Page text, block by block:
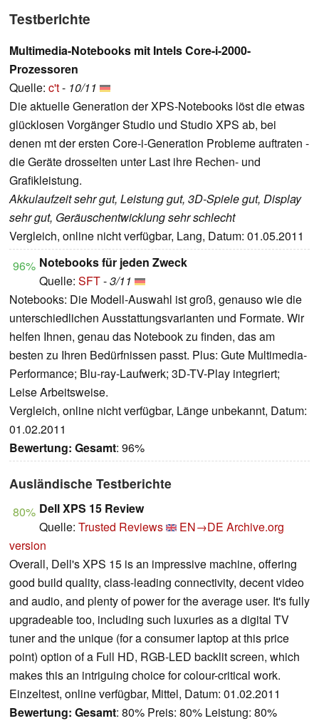
Testberichte
Multimedia-Notebooks mit Intels Core-i-2000-
Prozessoren
Quelle: c't- 10/11
Die aktuelle Generation der XPS-Notebooks löst die etwas
glücklosen Vorgänger Studio und Studio XPS ab, bei
denen mt der ersten Core-i-Generation Probleme auftraten -
die Geräte drosselten unter Last ihre Rechen- und
Grafikleistung.
Akkulaufzeit sehr gut, Leistung gut, 3D-Spiele gut, Display
sehr gut, Geräuschentwicklung sehr schlecht
Vergleich, online nicht verfügbar, Lang, Datum: 01.05.2011
96% Notebooks für jeden Zweck
Quelle: SFT-3/11
Notebooks: Die Modell-Auswahl ist groß, genauso wie die
unterschiedlichen Ausstattungsvarianten und Formate. Wir
helfen Ihnen, genau das Notebook zu finden, das am
besten zu Ihren Bedürfnissen passt. Plus: Gute Multimedia-
Performance; Blu-ray-Laufwerk; 3D-TV-Play integriert;
Leise Arbeitsweise.
Vergleich, online nicht verfügbar, Länge unbekannt, Datum:
01.02.2011
Bewertung: Gesamt: 96%
Ausländische Testberichte
80% Dell XPS 15 Review
Quelle: Trusted Reviews EN→DE Archive.org
version
Overall, Dell's XPS 15 is an impressive machine, offering
good build quality, class-leading connectivity, decent video
and audio, and plenty of power for the average user. It's fully
upgradeable too, including such luxuries as a digital TV
tuner and the unique (for a consumer laptop at this price
point) option of a Full HD, RGB-LED backlit screen, which
makes this an intriguing choice for colour-critical work.
Einzeltest, online verfügbar, Mittel, Datum: 01.02.2011
Bewertung: Gesamt: 80% Preis: 80% Leistung: 80%